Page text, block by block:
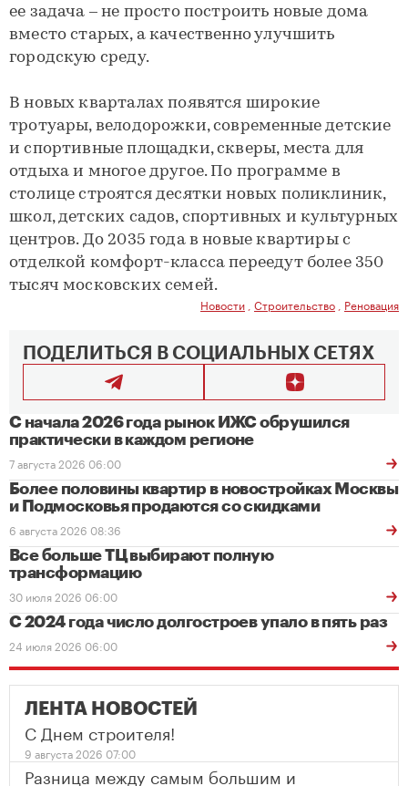
ее задача – не просто построить новые дома
вместо старых, а качественно улучшить
городскую среду.
В новых кварталах появятся широкие
тротуары, велодорожки, современные детские
и спортивные площадки, скверы, места для
отдыха и многое другое. По программе в
столице строятся десятки новых поликлиник,
школ, детских садов, спортивных и культурных
центров. До 2035 года в новые квартиры с
отделкой комфорт-класса переедут более 350
тысяч московских семей.
Новости Строительство Реновация
ПОДЕЛИТЬСЯ В СОЦИАЛЬНЫХ СЕТЯХ
С начала 2026 года рынок ИЖС обрушился
практически в каждом регионе
7 августа 2026 06:00
Более половины квартир в новостройках Москвы
и Подмосковья продаются со скидками
6 августа 2026 08:36
Все больше ТЦ выбирают полную
трансформацию
30 июля 2026 06:00
С 2024 года число долгостроев упало в пять раз
24 июля 2026 06:00
ЛЕНТА НОВОСТЕЙ
С Днем строителя!
9 августа 2026 07:00
Разница между самым большим и